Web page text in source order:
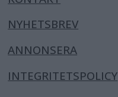
NYHETSBREV
ANNONSERA
INTEGRITETSPOLICY